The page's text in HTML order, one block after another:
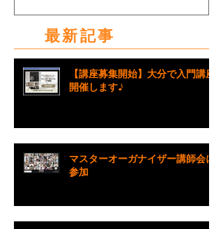
最新記事
【講座募集開始】大分で入門講座
開催します♪
マスターオーガナイザー講師会に
参加